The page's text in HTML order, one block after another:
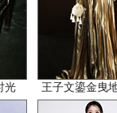
光 王子文鎏金曳